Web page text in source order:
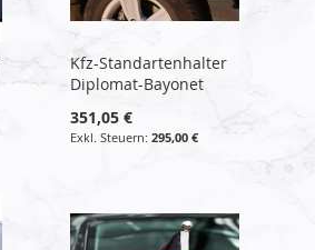
Kfz-Standartenhalter
Diplomat-Bayonet
351,05 €
295,00 €